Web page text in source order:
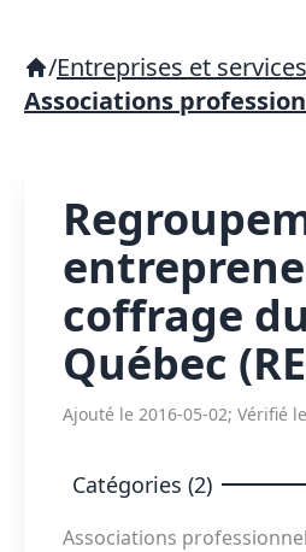
/Entreprises et services
Associations
coffrage du
Québec
Ajouté le 2016-05-02; Vérifié
Catégories (2)
Associations